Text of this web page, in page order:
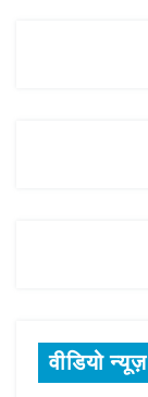
वीडियो न्यूज़